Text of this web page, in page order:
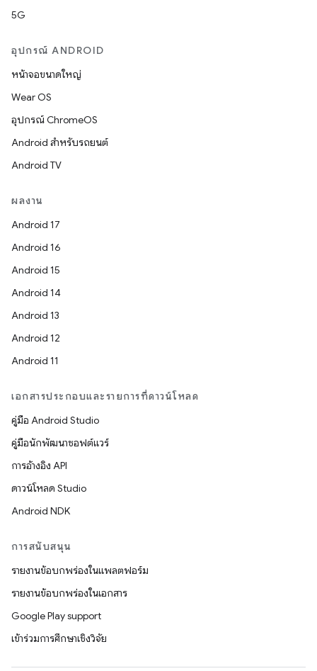
5G
อุปกรณ์ ANDROID
หน้าจอขนาดใหญ่
Wear OS
อุปกรณ์ ChromeOS
Android สำหรับรถยนต์
Android TV
ผลงาน
Android 17
Android 16
Android 15
Android 14
Android 13
Android 12
Android 11
เอกสารประกอบและรายการที่ดาวน์โหลด
คู่มือ Android Studio
คู่มือนักพัฒนาซอฟต์แวร์
การอ้างอิง API
ดาวน์โหลด Studio
Android NDK
การสนับสนุน
รายงานข้อบกพร่องในแพลตฟอร์ม
รายงานข้อบกพร่องในเอกสาร
Google Play support
เข้าร่วมการศึกษาเชิงวิจัย